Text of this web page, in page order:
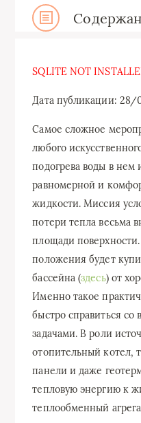
SQLITE NOT
Дата публикации: 28/
Самое сложное
любого
подогрева воды в
равномерной и
жидкости. Миссия
потери тепла весьма
площади
положения будет
бассейна (здесь) от
Именно такое
быстро справиться
задачами. В роли
отопительный котел,
панели и даже
тепловую энергию к
теплообменный